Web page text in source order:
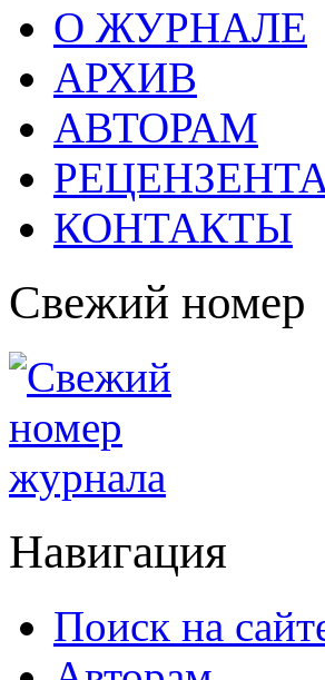
О ЖУРНАЛЕ
АРХИВ
АВТОРАМ
КОНТАКТЫ
Свежий номер
Навигация
Поиск на